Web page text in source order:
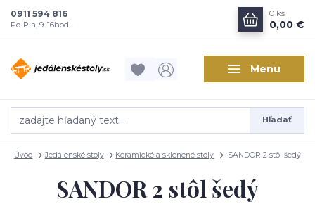
Menu
Hľadať
0911 594 816
Po-Pia, 9-16hod
0 ks
0,00 €
Úvod Jedálenské stoly Keramické a sklenené stoly SANDOR 2 stôl šedý
SANDOR 2 stôl šedý